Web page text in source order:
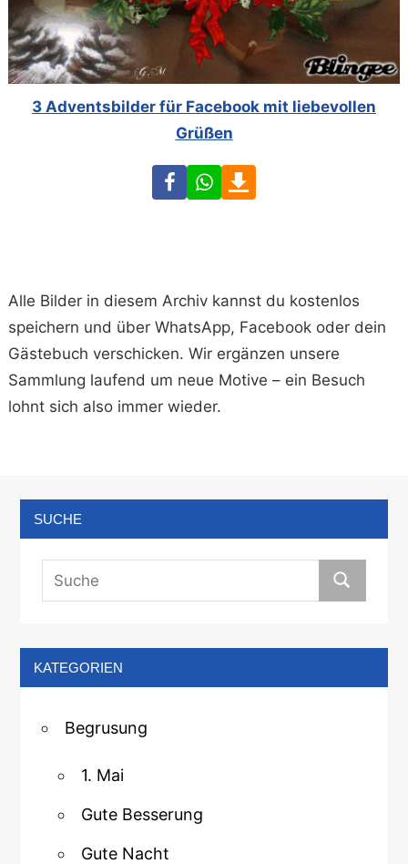
3 Adventsbilder für Facebook mit liebevollen
Grüßen
FacebookWhatsApp
Alle Bilder in diesem Archiv kannst du kostenlos
speichern und über WhatsApp, Facebook oder dein
Gästebuch verschicken. Wir ergänzen unsere
Sammlung laufend um neue Motive – ein Besuch
lohnt sich also immer wieder.
SUCHE
KATEGORIEN
Begrusung
1. Mai
Gute Besserung
Gute Nacht